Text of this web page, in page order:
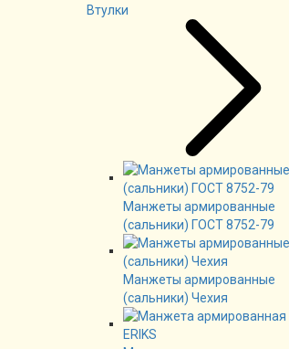
Втулки
Манжеты армированные
(сальники) ГОСТ 8752-79
Манжеты армированные
(сальники) Чехия